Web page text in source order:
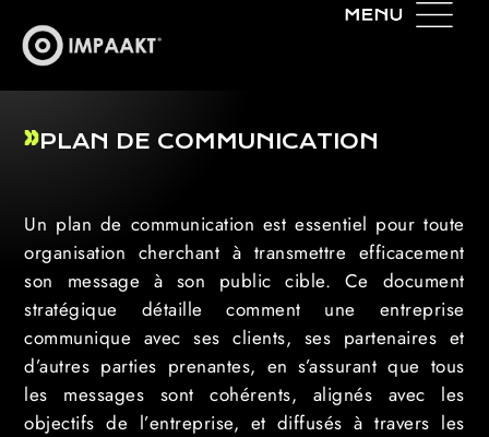
PLAN DE COMMUNICATION
Un plan de communication est essentiel pour toute
organisation cherchant à transmettre efficacement
son message à son public cible. Ce document
stratégique détaille comment une entreprise
communique avec ses clients, ses partenaires et
d’autres parties prenantes, en s’assurant que tous
les messages sont cohérents, alignés avec les
objectifs de l’entreprise, et diffusés à travers les